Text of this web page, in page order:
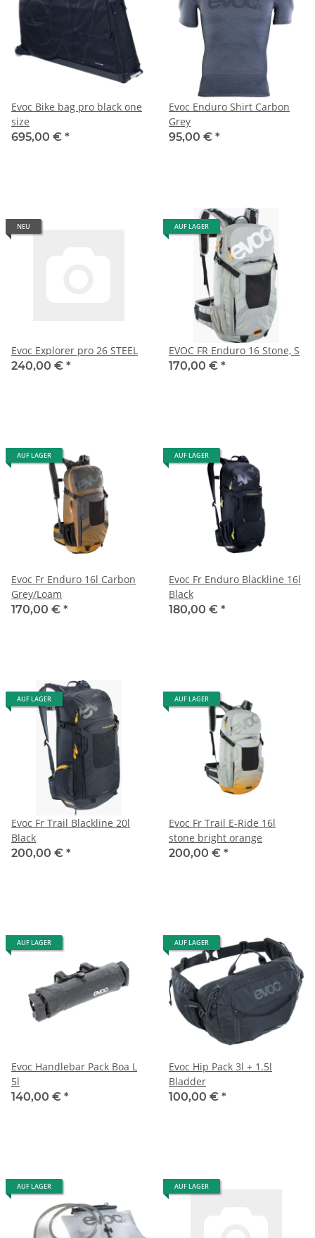
Evoc Bike bag pro black one
size
695,00 € *
Evoc Enduro Shirt Carbon
Grey
95,00 € *
NEU
Evoc Explorer pro 26 STEEL
240,00 € *
AUF LAGER
EVOC FR Enduro 16 Stone, S
170,00 € *
AUF LAGER
Evoc Fr Enduro 16l Carbon
Grey/Loam
170,00 € *
AUF LAGER
Evoc Fr Enduro Blackline 16l
Black
180,00 € *
AUF LAGER
Evoc Fr Trail Blackline 20l
Black
200,00 € *
AUF LAGER
Evoc Fr Trail E-Ride 16l
stone bright orange
200,00 € *
AUF LAGER
Evoc Handlebar Pack Boa L
5l
140,00 € *
AUF LAGER
Evoc Hip Pack 3l + 1.5l
Bladder
100,00 € *
AUF LAGER AUF LAGER